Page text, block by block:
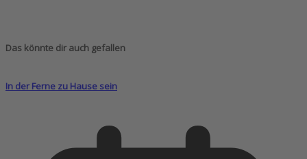
Das könnte dir auch gefallen
In der Ferne zu Hause sein